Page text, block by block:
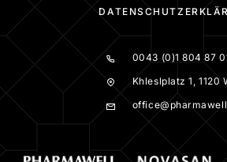
0043 (0)1 804 87
Khleslplatz 1, 1120